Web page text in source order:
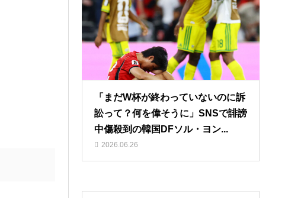
「まだW杯が終わっていないのに訴
訟って？何を偉そうに」SNSで誹謗
中傷殺到の韓国DFソル・ヨン...
2026.06.26